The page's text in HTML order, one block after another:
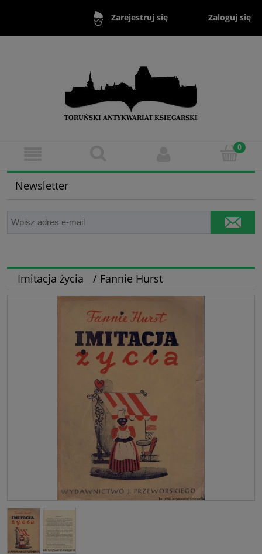
Zarejestruj się Zaloguj się
Newsletter
Imitacja życia / Fannie Hurst